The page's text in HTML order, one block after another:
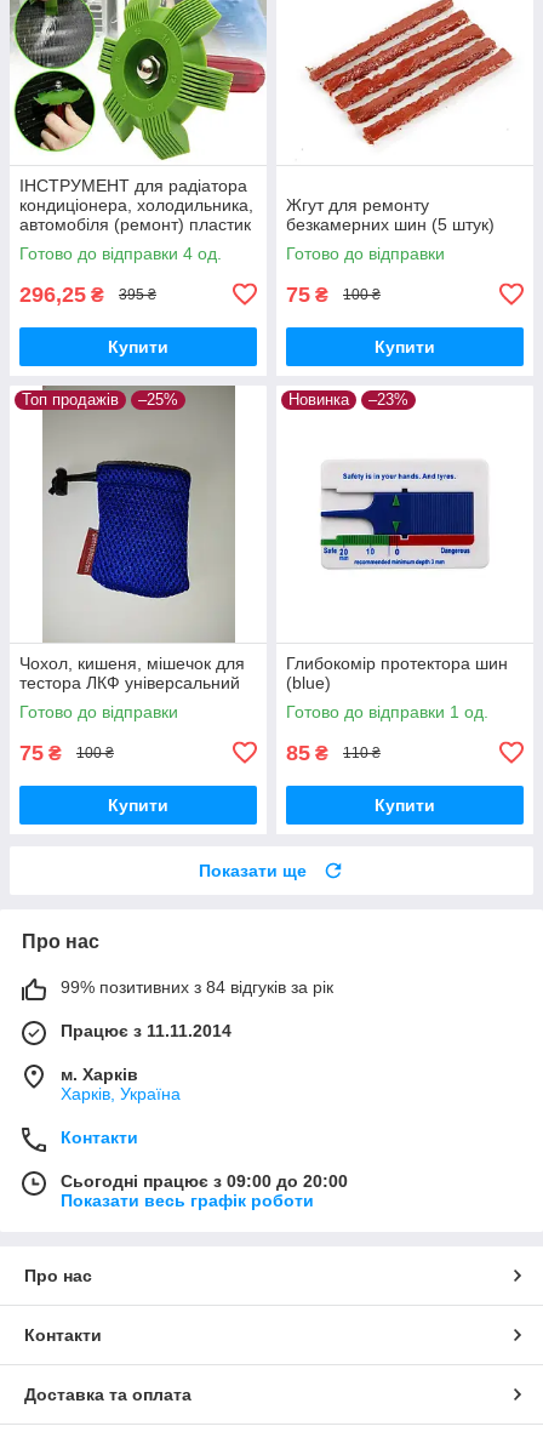
ІНСТРУМЕНТ для радіатора
кондиціонера, холодильника,
автомобіля (ремонт) пластик
Готово до відправки 4 од.
296,25 ₴ 395 ₴
Купити
Жгут для ремонту
безкамерних шин (5 штук)
Готово до відправки
75 ₴ 100 ₴
Купити
Топ продажів –25%
Чохол, кишеня, мішечок для
тестора ЛКФ універсальний
Готово до відправки
75 ₴ 100 ₴
Купити
Новинка –23%
Глибокомір протектора шин
(blue)
Готово до відправки 1 од.
85 ₴ 110 ₴
Купити
Показати ще
Про нас
99% позитивних з 84 відгуків за рік
Працює з 11.11.2014
м. Харків
Харків, Україна
Контакти
Сьогодні працює з 09:00 до 20:00
Показати весь графік роботи
Про нас
Контакти
Доставка та оплата